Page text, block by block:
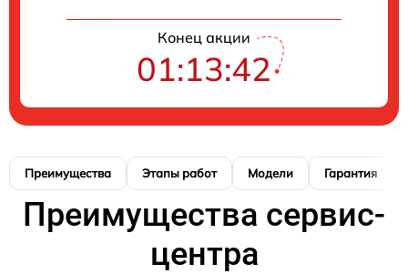
Конец акции
01:13:42
Преимущества Этапы работ Модели Гарантия
Преимущества сервис-
центра